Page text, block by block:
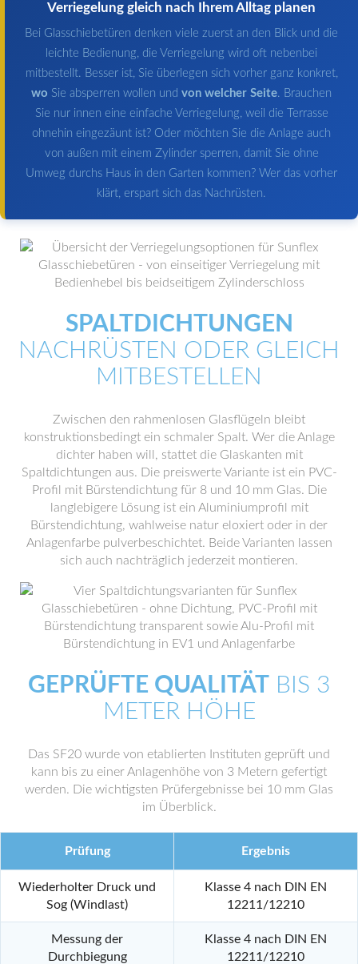
Verriegelung gleich nach Ihrem Alltag planen
Bei Glasschiebetüren denken viele zuerst an den Blick und die
leichte Bedienung, die Verriegelung wird oft nebenbei
mitbestellt. Besser ist, Sie überlegen sich vorher ganz konkret,
wo Sie absperren wollen und von welcher Seite. Brauchen
Sie nur innen eine einfache Verriegelung, weil die Terrasse
ohnehin eingezäunt ist? Oder möchten Sie die Anlage auch
von außen mit einem Zylinder sperren, damit Sie ohne
Umweg durchs Haus in den Garten kommen? Wer das vorher
klärt, erspart sich das Nachrüsten.
SPALTDICHTUNGEN
NACHRÜSTEN ODER GLEICH
MITBESTELLEN
Zwischen den rahmenlosen Glasflügeln bleibt
konstruktionsbedingt ein schmaler Spalt. Wer die Anlage
dichter haben will, stattet die Glaskanten mit
Spaltdichtungen aus. Die preiswerte Variante ist ein PVC-
Profil mit Bürstendichtung für 8 und 10 mm Glas. Die
langlebigere Lösung ist ein Aluminiumprofil mit
Bürstendichtung, wahlweise natur eloxiert oder in der
Anlagenfarbe pulverbeschichtet. Beide Varianten lassen
sich auch nachträglich jederzeit montieren.
GEPRÜFTE QUALITÄT BIS 3
METER HÖHE
Das SF20 wurde von etablierten Instituten geprüft und
kann bis zu einer Anlagenhöhe von 3 Metern gefertigt
werden. Die wichtigsten Prüfergebnisse bei 10 mm Glas
im Überblick.
Prüfung Ergebnis
Wiederholter Druck und
Sog (Windlast)
Klasse 4 nach DIN EN
12211/12210
Messung der
Durchbiegung
Klasse 4 nach DIN EN
12211/12210